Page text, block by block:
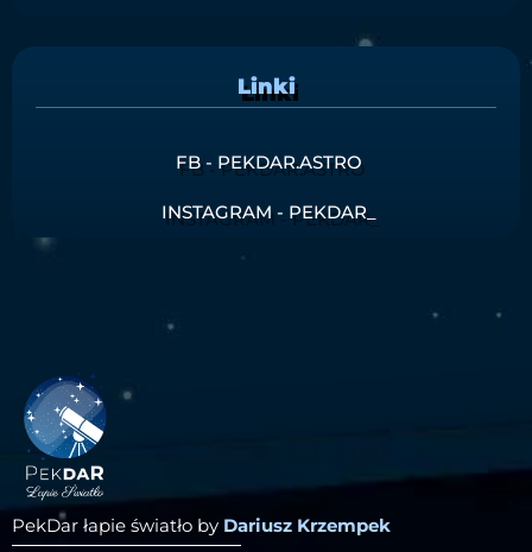
Linki
FB - PEKDAR.ASTRO
INSTAGRAM - PEKDAR_
PekDar łapie światło by Dariusz Krzempek